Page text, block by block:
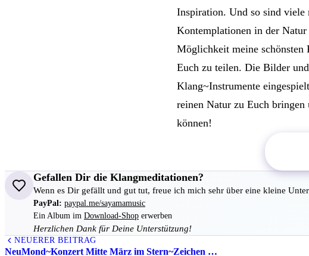
Inspiration. Und so sind viele
Kontemplationen in der
Möglichkeit meine
Euch zu teilen. Die Bilder und
Klang~Instrumente
reinen Natur zu Euch
können!
Gefallen Dir die Klangmeditationen?
Wenn es Dir gefällt und gut tut, freue ich mich sehr über eine kleine
PayPal: paypal.me/sayamamusic
Ein Album im Download-Shop erwerben
Herzlichen Dank für Deine Unterstützung!
NEUERER BEITRAG
NeuMond~Konzert Mitte März im Stern~Zeichen …